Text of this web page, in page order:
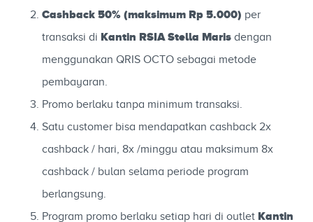
Cashback 50% (maksimum Rp 5.000) per
transaksi di Kantin RSIA Stella Maris dengan
menggunakan QRIS OCTO sebagai metode
pembayaran.
Promo berlaku tanpa minimum transaksi.
Satu customer bisa mendapatkan cashback 2x
cashback / hari, 8x /minggu atau maksimum 8x
cashback / bulan selama periode program
berlangsung.
Program promo berlaku setiap hari di outlet Kantin